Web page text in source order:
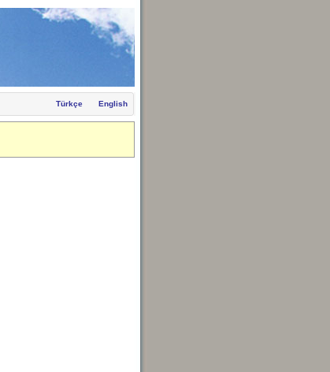
Türkçe English